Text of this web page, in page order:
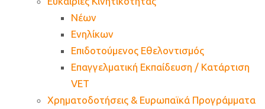
Νέων
Ενηλίκων
Επιδοτούμενος Εθελοντισμός
Επαγγελματική Εκπαίδευση / Κατάρτιση
VET
Χρηματοδοτήσεις & Ευρωπαϊκά Προγράμματα